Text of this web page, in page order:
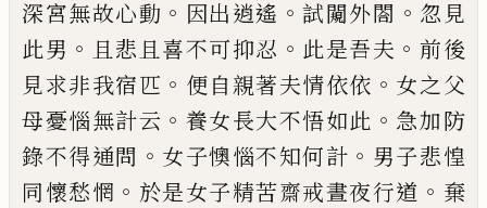
深宮無故心動 。 因出逍遙 。試闚外閤 。 忽見
此男 。 且悲且喜不可抑忍 。 此是吾夫 。前後
見求非我宿匹 。 便自親著夫情依依 。 女之父
母憂惱無計云 。 養女長大不悟如此 。 急加防
錄不得通問 。 女子懊惱不知何計 。 男子悲惶
同懷愁惘 。 於是女子精苦齋戒晝夜行道 。 棄